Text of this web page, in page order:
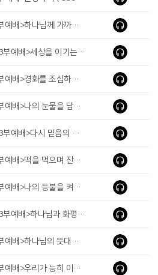
<주일4부예배>하나님께 가까이 함이 복이라( It Is Good to Be near God )
<주일2,3부예배>세상을 이기는 우리의 믿음 ( Our Faith That Overcomes the World )
<주일1부예배>경화를 조심하라( Watch Out for Hardening )
<주일4부예배>나의 눈물을 담으소서( Put My Tears in Your Bottle )
<주일2,3부예배>다시 믿음의 출발선에 서자( Let’s Get Back to the Starting Line of Faith )
<주일1부예배>떡을 먹으며 잔을 마실 때마다( Whenever You Eat This Bread and Drink This Cup )
<주일4부예배>나의 등불을 켜시는 주님( The Lord Who Lights My Lamp )
<주일2,3부예배>하나님과 화평을 누리자( We Have Peace With god )
<주일1부예배>하나님의 뜻대로( According to God’s Will )
<주일4부예배>우리가 능히 이기리라( We Will Surely Overcome It)